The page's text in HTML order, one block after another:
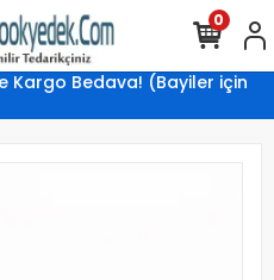
Kargo Bedava! (Bayiler için
0